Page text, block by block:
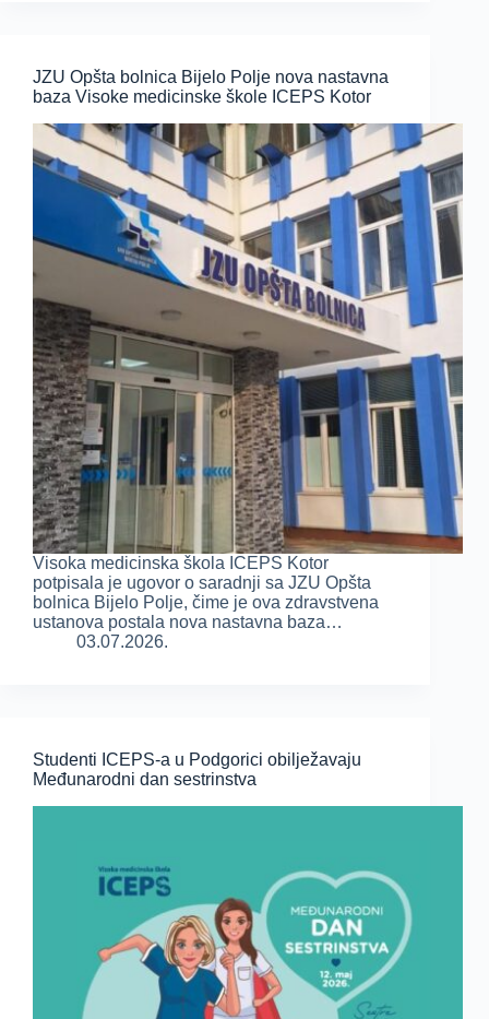
JZU Opšta bolnica Bijelo Polje nova nastavna
baza Visoke medicinske škole ICEPS Kotor
Visoka medicinska škola ICEPS Kotor
potpisala je ugovor o saradnji sa JZU Opšta
bolnica Bijelo Polje, čime je ova zdravstvena
ustanova postala nova nastavna baza…
03.07.2026.
Studenti ICEPS-a u Podgorici obilježavaju
Međunarodni dan sestrinstva